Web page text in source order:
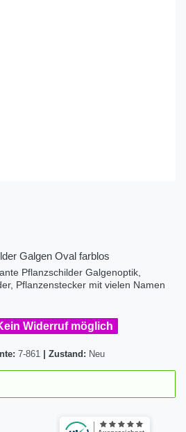
Galgen Oval farblos
Pflanzschilder Galgenoptik,
Pflanzenstecker mit vielen Namen
Widerruf möglich
7-861 Zustand: Neu